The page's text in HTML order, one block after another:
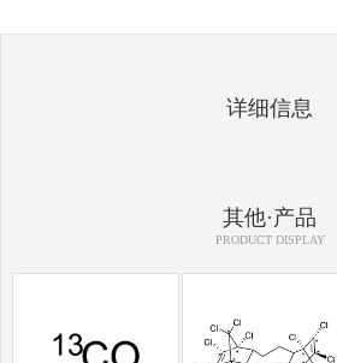
详细信息
其他·产品
PRODUCT DISPLAY